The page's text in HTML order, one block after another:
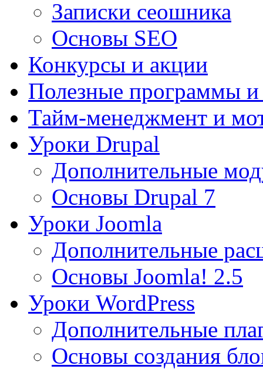
Записки сеошника
Основы SEO
Конкурсы и акции
Полезные программы и
Тайм-менеджмент и
Уроки Drupal
Дополнительные
Основы Drupal 7
Уроки Joomla
Дополнительные
Основы Joomla! 2.5
Уроки WordPress
Дополнительные
Основы создания